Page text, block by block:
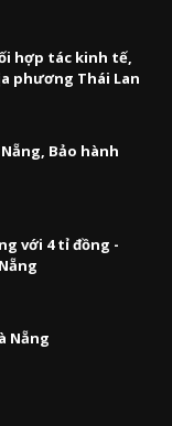
hợp tác kinh tế,
phương Thái Lan
Bảo hành
với 4 tỉ đồng -
Nẵng